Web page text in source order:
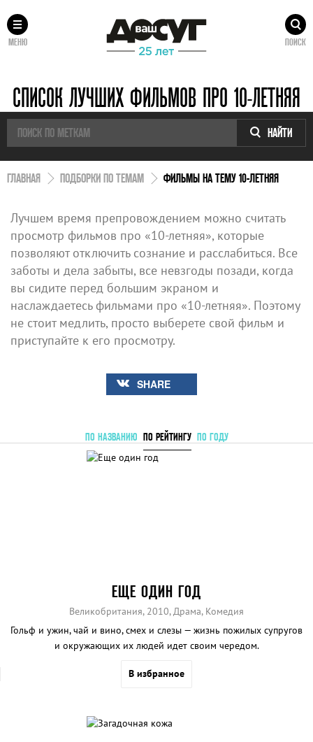
МЕНЮ ПОИСК
СПИСОК ЛУЧШИХ ФИЛЬМОВ ПРО 10-ЛЕТНЯЯ
НАЙТИ
ГЛАВНАЯ ПОДБОРКИ ПО ТЕМАМ ФИЛЬМЫ НА ТЕМУ 10-ЛЕТНЯЯ
Лучшем время препровождением можно считать
просмотр фильмов про «10-летняя», которые
позволяют отключить сознание и расслабиться. Все
заботы и дела забыты, все невзгоды позади, когда
вы сидите перед большим экраном и
наслаждаетесь фильмами про «10-летняя». Поэтому
не стоит медлить, просто выберете свой фильм и
приступайте к его просмотру.
SHARE
ПО НАЗВАНИЮ ПО РЕЙТИНГУ ПО ГОДУ
ЕЩЕ ОДИН ГОД
Великобритания, 2010, Драма, Комедия
Гольф и ужин, чай и вино, смех и слезы — жизнь пожилых супругов
и окружающих их людей идет своим чередом.
В избранное